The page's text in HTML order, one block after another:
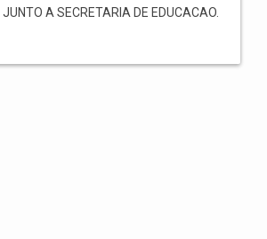
A SECRETARIA DE EDUCACAO.